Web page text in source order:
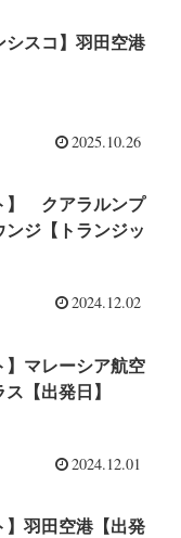
シスコ】羽田空港
2025.10.26
】 クアラルンプ
ンジ【トランジッ
2024.12.02
】マレーシア航空
【出発日】
2024.12.01
】羽田空港【出発